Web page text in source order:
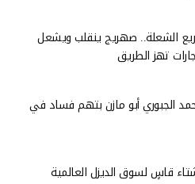
الشعلة.. صهريج ينقلب ويشعل
تهز الطريق
الجبوري أبو مازن بتهم فساد في
قاسٍ لسوق الديزل العالمية